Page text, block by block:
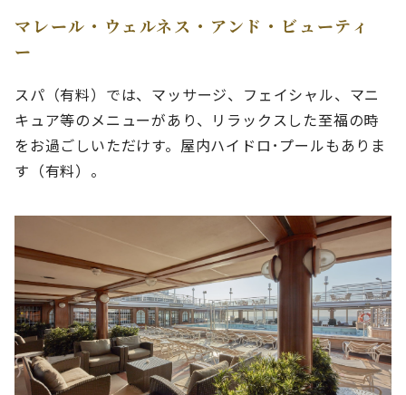
マレール・ウェルネス・アンド・ビューティ
ー
スパ（有料）では、マッサージ、フェイシャル、マニ
キュア等のメニューがあり、リラックスした至福の時
をお過ごしいただけす。屋内ハイドロ･プールもありま
す（有料）。